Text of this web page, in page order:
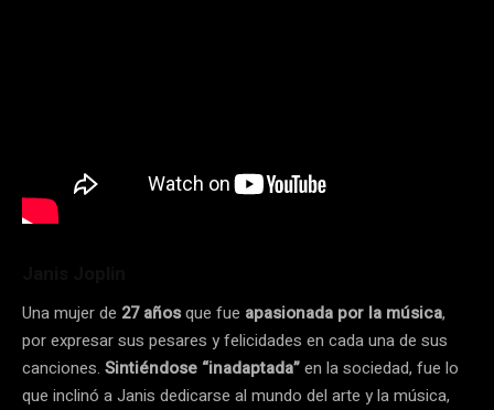
Una mujer de 27 añosque fue apasionada por la música,
por expresar sus pesares y felicidades en cada una de sus
canciones. Sintiéndose “inadaptada”en la sociedad, fue lo
que inclinó a Janis dedicarse al mundo del arte y la música,